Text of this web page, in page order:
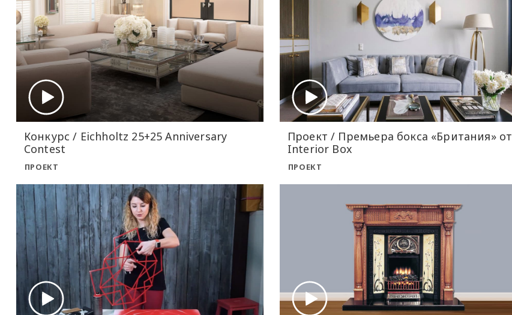
Конкурс / Eichholtz 25+25 Anniversary
Contest
ПРОЕКТ
Проект / Премьера бокса «Британия» от
Interior Box
ПРОЕКТ